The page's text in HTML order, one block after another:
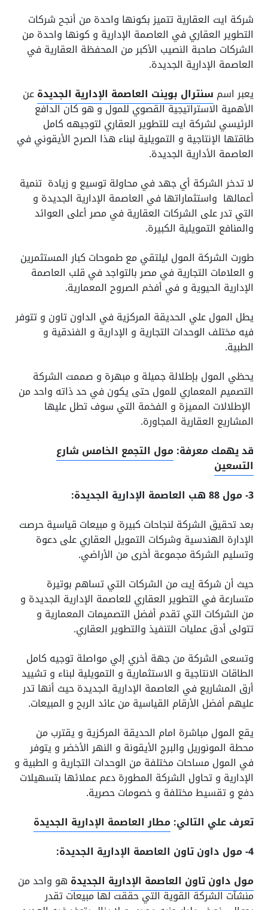
شركة ايت العقارية تتميز بكونها واحدة من أنجح شركات
التطوير العقاري في العاصمة الإدارية و كونها واحدة من
الشركات صاحبة النصيب الأكبر من المحفظة العقارية في
العاصمة الإدارية الجديدة.
يعبر اسم سنترال بوينت العاصمة الإدارية الجديدةعن
الأهمية الاستراتيجية القصوي للمول و هو كان الدافع
الرئيسي لشركة ايت للتطوير العقاري لتوجيهه كامل
طاقتها الإنتاجية و التمويلية لبناء هذا الصرح الأيقوني في
العاصمة الأدارية الجديدة.
لا تدخر الشركة أي جهد في محاولة توسيع و زيادة تنمية
أعمالها واستثماراتها في العاصمة الإدارية الجديدة و
التي تدر على الشركات العقارية في مصر أعلى العوائد
والمنافع التمويلية الكبيرة.
طورت الشركة المول ليلتقي مع طموحات كبار المستثمرين
و العلامات التجارية في مصر بالتواجد في قلب العاصمة
الإدارية الحيوية و في أفخم الصروح المعمارية.
يطل المول علي الحديقة المركزية في الداون تاون و تتوفر
فيه مختلف الوحدات التجارية و الإدارية و الفندقية و
الطبية.
يحظي المول بإطلالة جميلة و مبهرة و صممت الشركة
التصميم المعماري للمول حتى يكون في حد ذاته واحد من
الإطلالات المميزة و الفخمة التي سوف تطل عليها
المشاريع العقارية المجاورة.
قد يهمك معرفة:مول التجمع الخامس شارع
التسعين
3- مول 88 هب العاصمة الإدارية الجديدة:
بعد تحقيق الشركة لنجاحات كبيرة و مبيعات قياسية حرصت
الإدارة الهندسية وشركات التمويل العقاري على دعوة
وتسليم الشركة مجموعة أخرى من الأراضي.
حيث أن شركة إيت من الشركات التي تساهم بوتيرة
متسارعة في التطوير العقاري للعاصمة الإدارية الجديدة و
من الشركات التي تقدم أفضل التصميمات المعمارية و
تتولى أدق عمليات التنفيذ والتطوير العقاري.
وتسعى الشركة من جهة أخري إلي مواصلة توجيه كامل
الطاقات الانتاجية و الاستثمارية و التمويلية لبناء و تشييد
أرق المشاريع في العاصمة الإدارية الجديدة حيث أنها تدر
عليهم أفضل الأرقام القياسية من عائد الربح و المبيعات.
يقع المول مباشرة امام الحديقة المركزية و يقترب من
محطة المونوريل والبرج الأيقونة و النهر الأخضر و يتوفر
في المول مساحات مختلفة من الوحدات التجارية و الطبية و
الإدارية و تحاول الشركة المطورة دعم عملائها بتسهيلات
دفع و تقسيط مختلفة و خصومات حصرية.
تعرف علي التالي:مطار العاصمة الإدارية الجديدة
4- مول داون تاون العاصمة الإدارية الجديدة:
مول داون تاون العاصمة الإدارية الجديدة هو واحد من
منشآت الشركة القوية التي حققت لها مبيعات تقدر